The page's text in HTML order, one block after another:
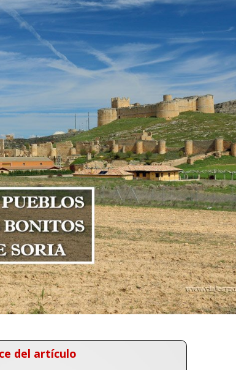
del artículo